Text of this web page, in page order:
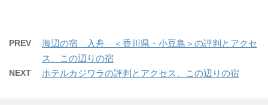
PREV
海辺の宿 入舟 ＜香川県・小豆島＞の評判とアクセ
ス、この辺りの宿
NEXT ホテルカジワラの評判とアクセス、この辺りの宿